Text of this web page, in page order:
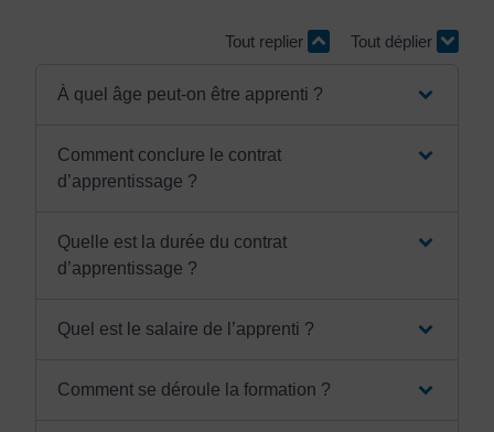
Tout replier Tout déplier
À quel âge peut-on être apprenti ?
Comment conclure le contrat
d’apprentissage ?
Quelle est la durée du contrat
d’apprentissage ?
Quel est le salaire de l’apprenti ?
Comment se déroule la formation ?